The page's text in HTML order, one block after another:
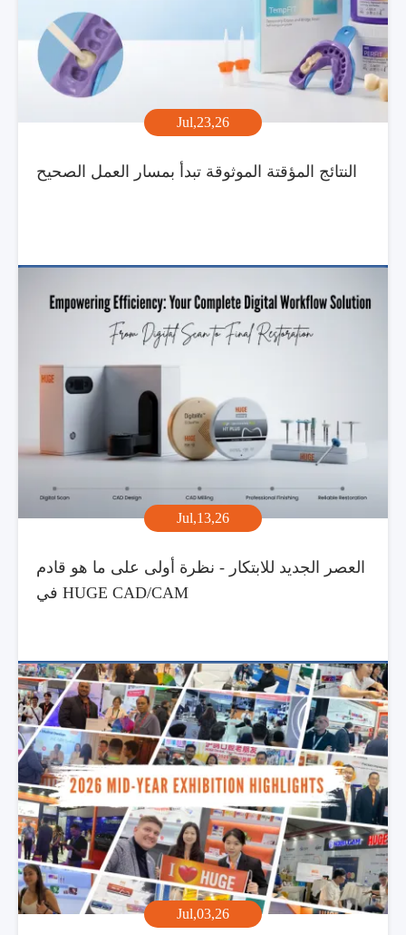
Jul,23,26
النتائج المؤقتة الموثوقة تبدأ بمسار العمل الصحيح
Jul,13,26
العصر الجديد للابتكار - نظرة أولى على ما هو قادم
في HUGE CAD/CAM
Jul,03,26